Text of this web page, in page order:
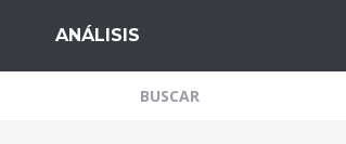
ANÁLISIS